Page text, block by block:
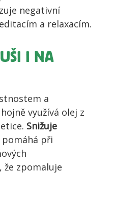
negativní
a relaxacím.
I NA
a
využívá olej z
Snižuje
pomáhá při
že zpomaluje